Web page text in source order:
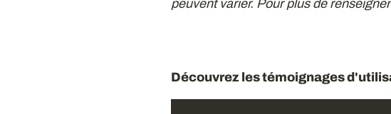
peuvent varier. Pour plus de
Découvrez les témoignages